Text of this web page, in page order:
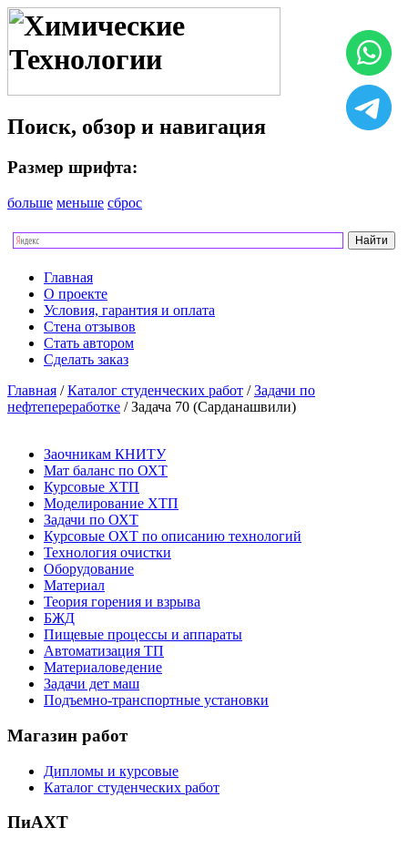
Поиск, обзор и навигация
Размер шрифта:
больше меньше сброс
Главная
О проекте
Условия, гарантия и оплата
Стена отзывов
Стать автором
Сделать заказ
Главная /Каталог студенческих работ /Задачи по
нефтепереработке / Задача 70 (Сарданашвили)
Заочникам КНИТУ
Мат баланс по ОХТ
Курсовые ХТП
Моделирование ХТП
Задачи по ОХТ
Курсовые ОХТ по описанию технологий
Технология очистки
Оборудование
Материал
Теория горения и взрыва
БЖД
Пищевые процессы и аппараты
Автоматизация ТП
Материаловедение
Задачи дет маш
Подъемно-транспортные установки
Магазин работ
Дипломы и курсовые
Каталог студенческих работ
ПиАХТ